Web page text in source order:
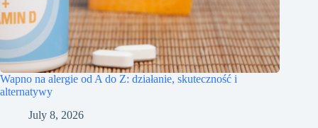
Wapno na alergie od A do Z: działanie, skuteczność i
alternatywy
July 8, 2026